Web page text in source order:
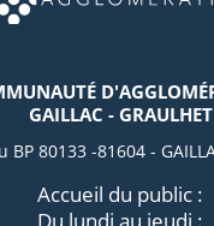
GAILLAC - GRAULHET
BP 80133 -81604 -
Accueil du public :